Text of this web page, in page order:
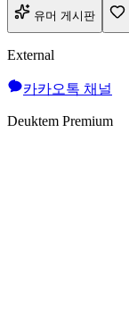
유머 게시판
External
카카오톡 채널
Deuktem Premium